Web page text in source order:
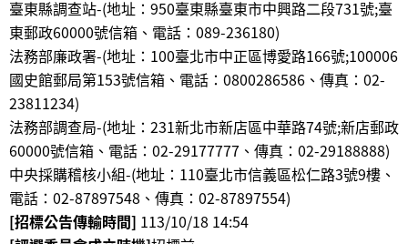
臺東縣調查站-(地址：950臺東縣臺東市中興路二段731號;臺
東郵政60000號信箱、電話：089-236180)
法務部廉政署-(地址：100臺北市中正區博愛路166號;100006
國史館郵局第153號信箱、電話：0800286586、傳真：02-
23811234)
法務部調查局-(地址：231新北市新店區中華路74號;新店郵政
60000號信箱、電話：02-29177777、傳真：02-29188888)
中央採購稽核小組-(地址：110臺北市信義區松仁路3號9樓、
電話：02-87897548、傳真：02-87897554)
[招標公告傳輸時間] 113/10/18 14:54